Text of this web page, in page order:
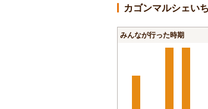
カゴンマルシェい
みんなが行った時期